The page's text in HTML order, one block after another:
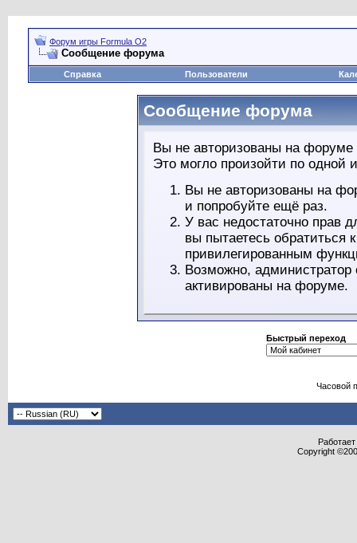
Форум игры Formula O2
Сообщение форума
Справка Пользователи
Сообщение форума
Вы не авторизованы на форуме
Это могло произойти по одной
Вы не авторизованы на
и попробуйте ещё раз.
У вас недостаточно прав
вы пытаетесь обратиться
привилегированным
Возможно,
активированы на форуме.
Быстрый переход
Часовой
Copyright